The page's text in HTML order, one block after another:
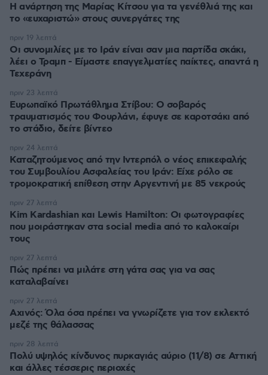
Η ανάρτηση της Μαρίας Κίτσου για τα γενέθλιά της και
το «ευχαριστώ» στους συνεργάτες της
Οι συνομιλίες με το Ιράν είναι σαν μια παρτίδα σκάκι,
λέει ο Τραμπ - Είμαστε επαγγελματίες παίκτες, απαντά η
Τεχεράνη
πριν 19 λεπτά
Ευρωπαϊκό Πρωτάθλημα Στίβου: Ο σοβαρός
τραυματισμός του Φουρλάνι, έφυγε σε καροτσάκι από
το στάδιο, δείτε βίντεο
πριν 23 λεπτά
Καταζητούμενος από την Ιντερπόλ ο νέος επικεφαλής
του Συμβουλίου Ασφαλείας του Ιράν: Είχε ρόλο σε
τρομοκρατική επίθεση στην Αργεντινή με 85 νεκρούς
πριν 24 λεπτά
Kim Kardashian και Lewis Hamilton: Οι φωτογραφίες
που μοιράστηκαν στα social media από το καλοκαίρι
τους
πριν 27 λεπτά
Πώς πρέπει να μιλάτε στη γάτα σας για να σας
καταλαβαίνει
πριν 27 λεπτά
Αχινός: Όλα όσα πρέπει να γνωρίζετε για τον εκλεκτό
μεζέ της θάλασσας
πριν 27 λεπτά
Πολύ υψηλός κίνδυνος πυρκαγιάς αύριο (11/8) σε Αττική
και άλλες τέσσερις περιοχές
πριν 28 λεπτά